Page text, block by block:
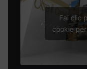
Fai clic
cookie